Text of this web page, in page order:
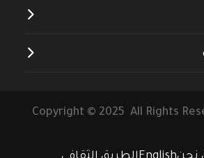
Copyright © 2025 All Rights